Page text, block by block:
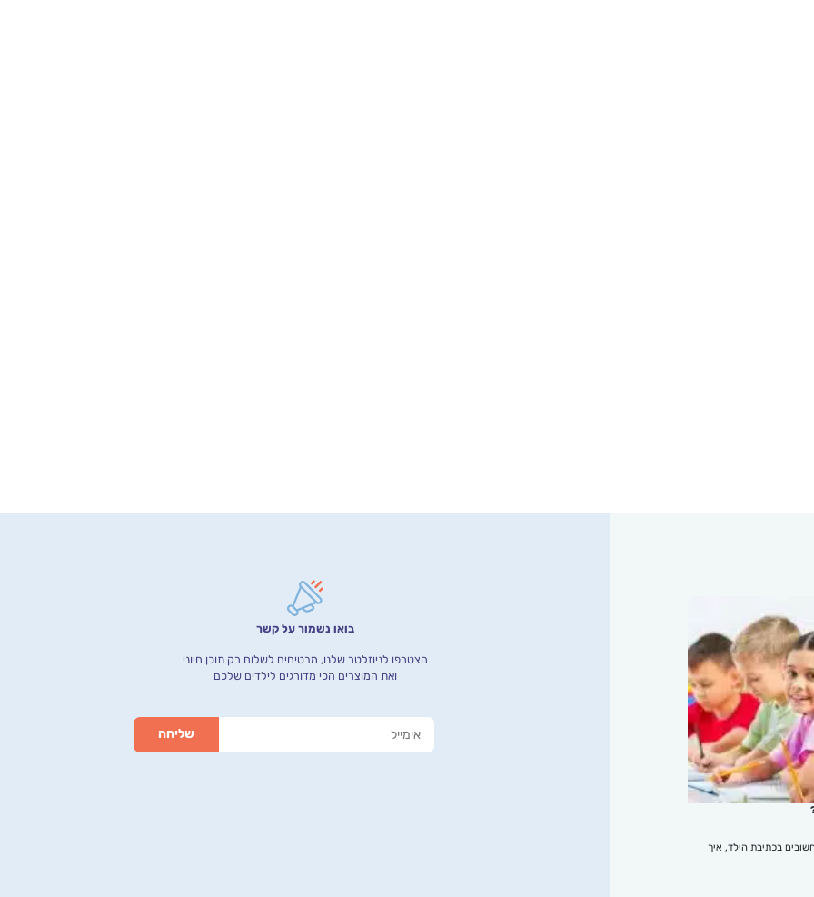
בכתיבת הילד, איך
בואו נשמור על קשר
הצטרפו לניוזלטר שלנו, מבטיחים לשלוח רק תוכן חיוני
ואת המוצרים הכי מדורגים לילדים שלכם